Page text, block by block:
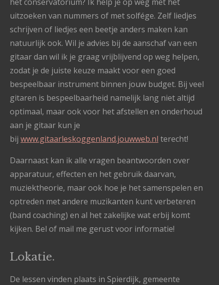
uitzoeken van nummers of met solfége. Zelf liedjes
schrijven of liedjes een beetje anders maken kan
natuurlijk ook. Wil je advies bij de aanschaf van een
gitaar dan wil ik je graag vrijblijvend op weg helpen,
zodat je de juiste keuze maakt voor een goed
bespeelbaar instrument binnen jouw budget. Bij veel
gitaren is bespeelbaarheid namelijk lang niet altijd
optimaal, maar ook voor het afstellen en onderhoud
aan je gitaar kun je
bij www.gitaarleskoggenland.jouwweb.nl terecht!
Daarnaast kan ik alle vragen beantwoorden over
apparatuur, effecten en het gebruik daarvan,
muziektheorie, maar ook hoe je het samenspelen en
optreden met andere muzikanten kunt verbeteren
(band coaching) en al het zakelijke wat erbij komt
kijken. Bel of mail me gerust voor informatie!
Lokatie.
De lessen vinden plaats in Spierdijk, gemeente